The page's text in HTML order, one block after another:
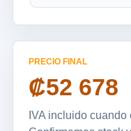
PRECIO FINAL
₡52 678
IVA incluido